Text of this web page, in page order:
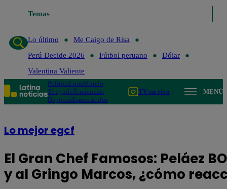
Temas
Lo último
Me Caigo de Risa
Perú Decide 2026
Fútbol peruano
Dólar
Valentina Valiente
PolíticaLimaMundo
Te ayudoTendencias
DeportesEspectáculos
TV en vivo MENÚ
Lo mejor egcf
El Gran Chef Famosos: Peláez
y al Gringo Marcos, ¿cómo